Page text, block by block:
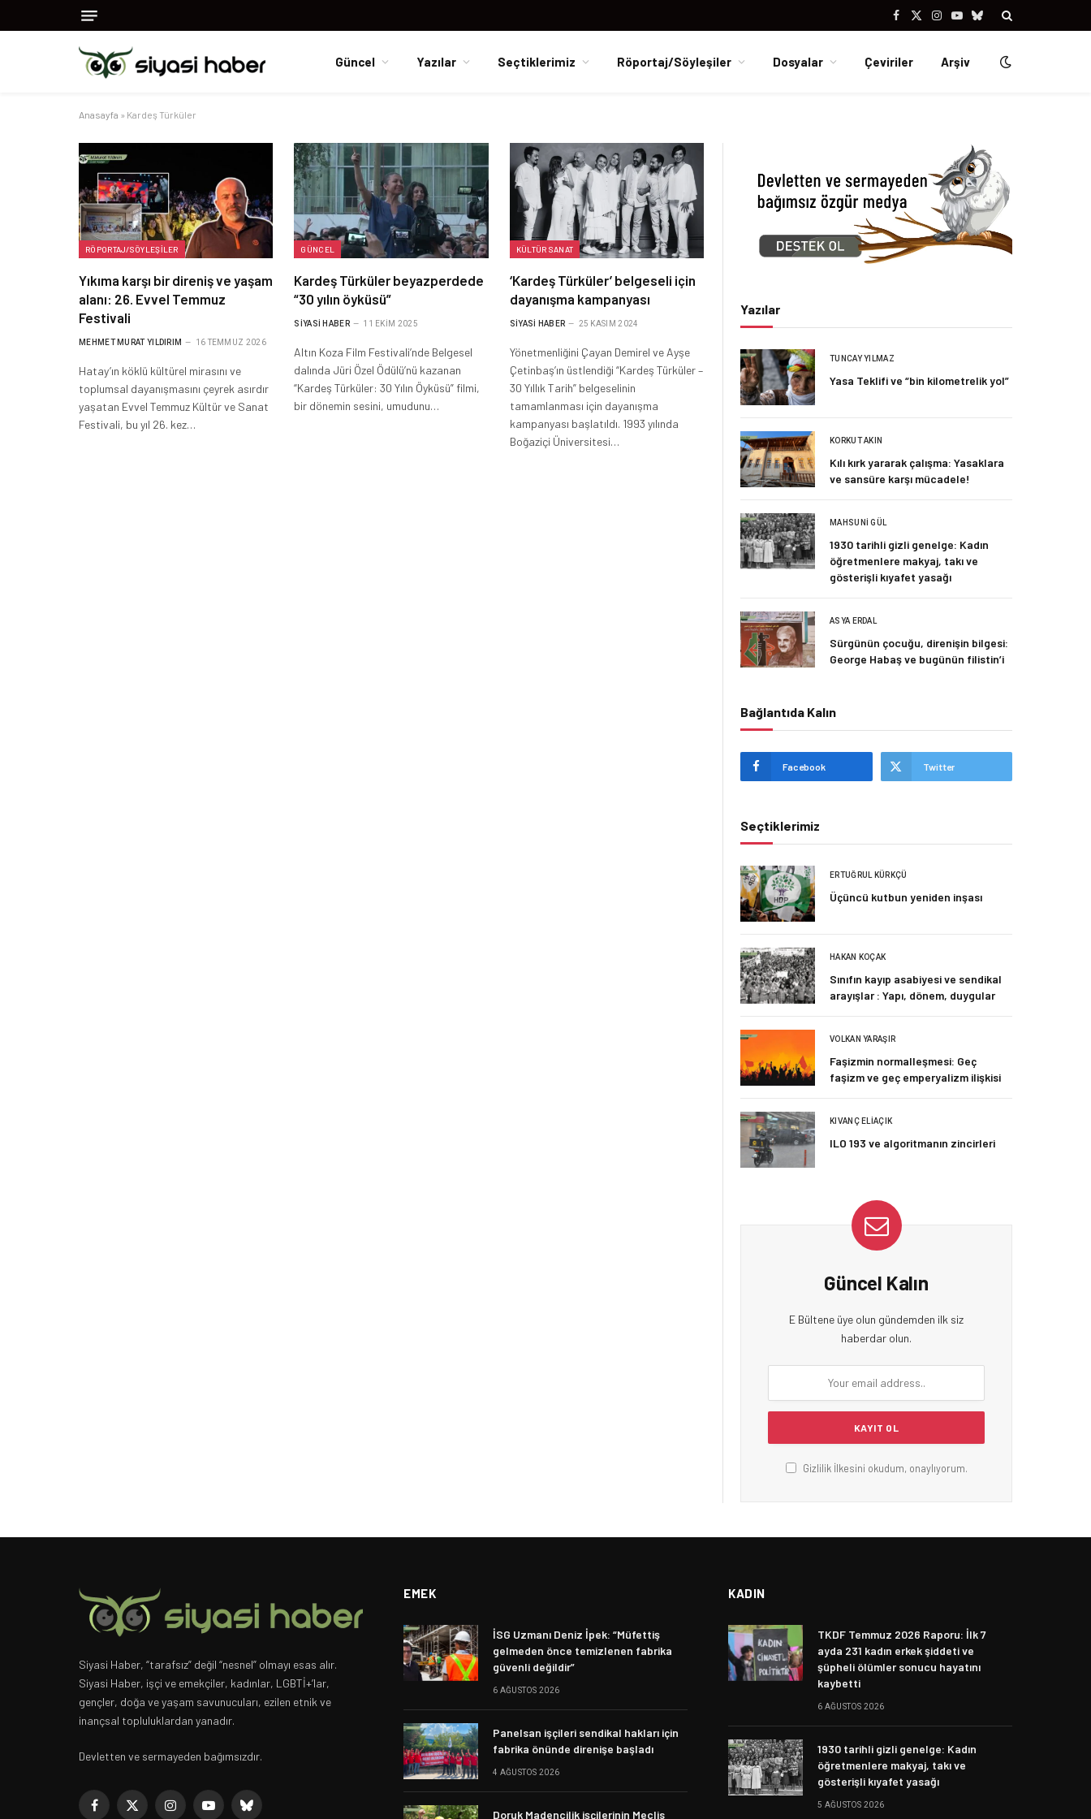
Facebook
X
Instagram
YouTubeBluesky
Güncel Yazılar Seçtiklerimiz Röportaj/Söyleşiler Dosyalar Çeviriler Arşiv
Anasayfa » Kardeş Türküler
RÖPORTAJ/SÖYLEŞILER
Yıkıma karşı bir direniş ve yaşam
alanı: 26. Evvel Temmuz
Festivali
MEHMET MURAT YILDIRIM 16 TEMMUZ 2026
Hatay’ın köklü kültürel mirasını ve
toplumsal dayanışmasını çeyrek asırdır
yaşatan Evvel Temmuz Kültür ve Sanat
Festivali, bu yıl 26. kez…
GÜNCEL
Kardeş Türküler beyazperdede
“30 yılın öyküsü”
SIYASI HABER 11 EKIM 2025
Altın Koza Film Festivali’nde Belgesel
dalında Jüri Özel Ödülü’nü kazanan
“Kardeş Türküler: 30 Yılın Öyküsü” filmi,
bir dönemin sesini, umudunu…
KÜLTÜR SANAT
‘Kardeş Türküler’ belgeseli için
dayanışma kampanyası
SIYASI HABER 25 KASIM 2024
Yönetmenliğini Çayan Demirel ve Ayşe
Çetinbaş’ın üstlendiği “Kardeş Türküler –
30 Yıllık Tarih” belgeselinin
tamamlanması için dayanışma
kampanyası başlatıldı. 1993 yılında
Boğaziçi Üniversitesi…
Yazılar
TUNCAY YILMAZ
Yasa Teklifi ve “bin kilometrelik yol”
KORKUT AKIN
Kılı kırk yararak çalışma: Yasaklara
ve sansüre karşı mücadele!
MAHSUNI GÜL
1930 tarihli gizli genelge: Kadın
öğretmenlere makyaj, takı ve
gösterişli kıyafet yasağı
ASYA ERDAL
Sürgünün çocuğu, direnişin bilgesi:
George Habaş ve bugünün filistin’i
Bağlantıda Kalın
Facebook Twitter
Seçtiklerimiz
ERTUĞRUL KÜRKÇÜ
Üçüncü kutbun yeniden inşası
HAKAN KOÇAK
Sınıfın kayıp asabiyesi ve sendikal
arayışlar : Yapı, dönem, duygular
VOLKAN YARAŞIR
Faşizmin normalleşmesi: Geç
faşizm ve geç emperyalizm ilişkisi
KIVANÇ ELIAÇIK
ILO 193 ve algoritmanın zincirleri
Güncel Kalın
E Bültene üye olun gündemden ilk siz
haberdar olun.
Gizlilik İlkesini okudum, onaylıyorum.
Siyasi Haber, “tarafsız” değil “nesnel” olmayı esas alır.
Siyasi Haber, işçi ve emekçiler, kadınlar, LGBTİ+’lar,
gençler, doğa ve yaşam savunucuları, ezilen etnik ve
inançsal topluluklardan yanadır.
Devletten ve sermayeden bağımsızdır.
Facebook
X InstagramYouTubeBluesky
EMEK
İSG Uzmanı Deniz İpek: “Müfettiş
gelmeden önce temizlenen fabrika
güvenli değildir”
6 AĞUSTOS 2026
Panelsan işçileri sendikal hakları için
fabrika önünde direnişe başladı
4 AĞUSTOS 2026
Doruk Madencilik işçilerinin Meclis
KADIN
TKDF Temmuz 2026 Raporu: İlk 7
ayda 231 kadın erkek şiddeti ve
şüpheli ölümler sonucu hayatını
kaybetti
6 AĞUSTOS 2026
1930 tarihli gizli genelge: Kadın
öğretmenlere makyaj, takı ve
gösterişli kıyafet yasağı
5 AĞUSTOS 2026